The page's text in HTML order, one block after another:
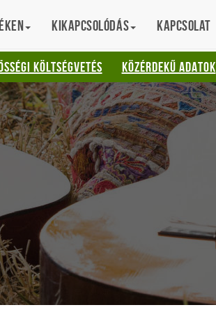
Kikapcsolódás Kapcsolat
KÖLTSÉGVETÉS KÖZÉRDEKŰ ADATOK